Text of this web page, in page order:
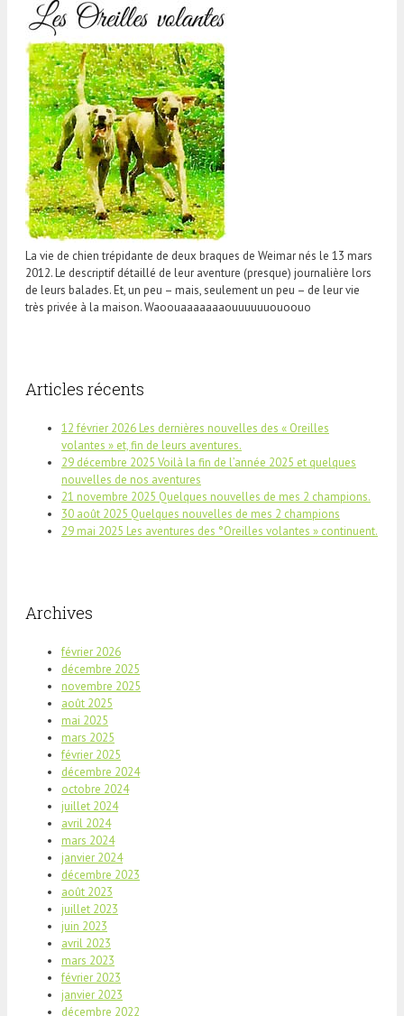
La vie de chien trépidante de deux braques de Weimar nés le 13 mars
2012. Le descriptif détaillé de leur aventure (presque) journalière lors
de leurs balades. Et, un peu – mais, seulement un peu – de leur vie
très privée à la maison. Waoouaaaaaaaouuuuuuouoouo
Articles récents
12 février 2026 Les dernières nouvelles des « Oreilles
volantes » et, fin de leurs aventures.
29 décembre 2025 Voilà la fin de l’année 2025 et quelques
nouvelles de nos aventures
21 novembre 2025 Quelques nouvelles de mes 2 champions.
30 août 2025 Quelques nouvelles de mes 2 champions
29 mai 2025 Les aventures des °Oreilles volantes » continuent.
Archives
février 2026
décembre 2025
novembre 2025
août 2025
mai 2025
mars 2025
février 2025
décembre 2024
octobre 2024
juillet 2024
avril 2024
mars 2024
janvier 2024
décembre 2023
août 2023
juillet 2023
juin 2023
avril 2023
mars 2023
février 2023
janvier 2023
décembre 2022